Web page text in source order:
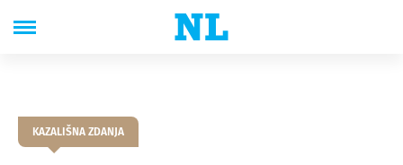
KAZALIŠNA ZDANJA